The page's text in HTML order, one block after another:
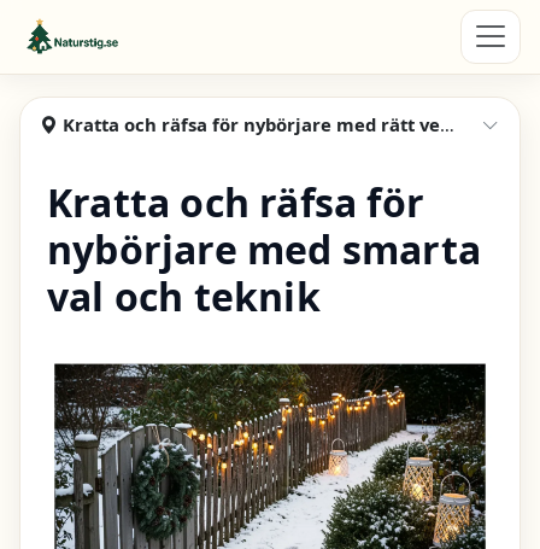
Hoppa till huvudinnehåll
Naturstig
Kratta och räfsa för nybörjare med rätt verktyg och teknik
Kratta och räfsa för
nybörjare med smarta
val och teknik